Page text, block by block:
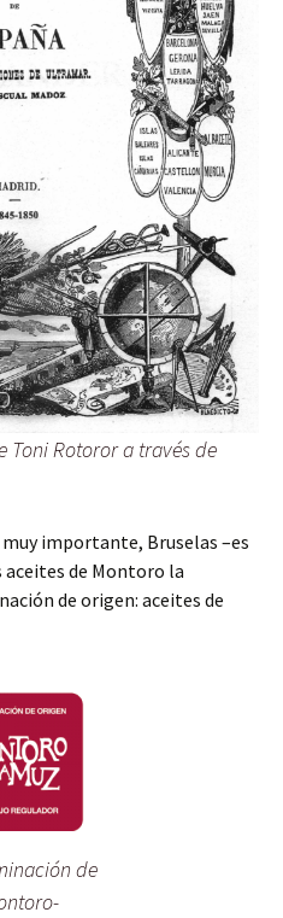
Rotoror a través de
importante, Bruselas –es
aceites de Montoro la
de origen: aceites de
de